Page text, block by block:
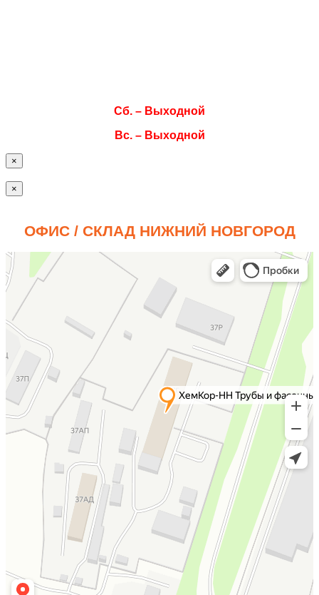
Сб. – Выходной
Вс. – Выходной
×
×
ОФИС / СКЛАД НИЖНИЙ НОВГОРОД